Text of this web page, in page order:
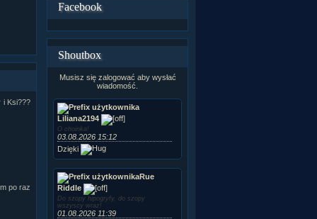
i Ksi???
po raz
Facebook
Shoutbox
Musisz się zalogować aby wysłać
wiadomość.
Liliana2194
O choinka!
03.08.2026 15:12
Dzięki
Rue
Riddle
Do szopy hipogryfy, do szopy
wszyscy wraz!
01.08.2026 11:39